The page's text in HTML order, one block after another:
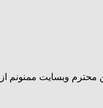
وبسایت ممنونم